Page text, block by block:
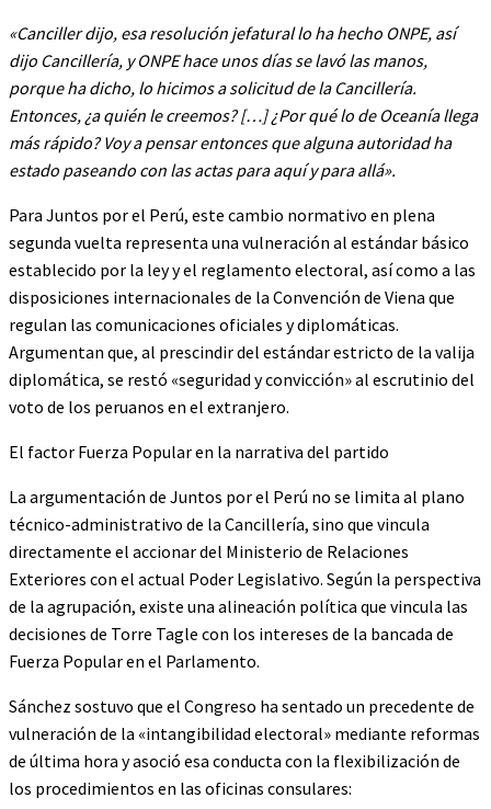
«Canciller dijo, esa resolución jefatural lo ha hecho ONPE, así
dijo Cancillería, y ONPE hace unos días se lavó las manos,
porque ha dicho, lo hicimos a solicitud de la Cancillería.
Entonces, ¿a quién le creemos? […] ¿Por qué lo de Oceanía llega
más rápido? Voy a pensar entonces que alguna autoridad ha
estado paseando con las actas para aquí y para allá».
Para Juntos por el Perú, este cambio normativo en plena
segunda vuelta representa una vulneración al estándar básico
establecido por la ley y el reglamento electoral, así como a las
disposiciones internacionales de la Convención de Viena que
regulan las comunicaciones oficiales y diplomáticas.
Argumentan que, al prescindir del estándar estricto de la valija
diplomática, se restó «seguridad y convicción» al escrutinio del
voto de los peruanos en el extranjero.
El factor Fuerza Popular en la narrativa del partido
La argumentación de Juntos por el Perú no se limita al plano
técnico-administrativo de la Cancillería, sino que vincula
directamente el accionar del Ministerio de Relaciones
Exteriores con el actual Poder Legislativo. Según la perspectiva
de la agrupación, existe una alineación política que vincula las
decisiones de Torre Tagle con los intereses de la bancada de
Fuerza Popular en el Parlamento.
Sánchez sostuvo que el Congreso ha sentado un precedente de
vulneración de la «intangibilidad electoral» mediante reformas
de última hora y asoció esa conducta con la flexibilización de
los procedimientos en las oficinas consulares: